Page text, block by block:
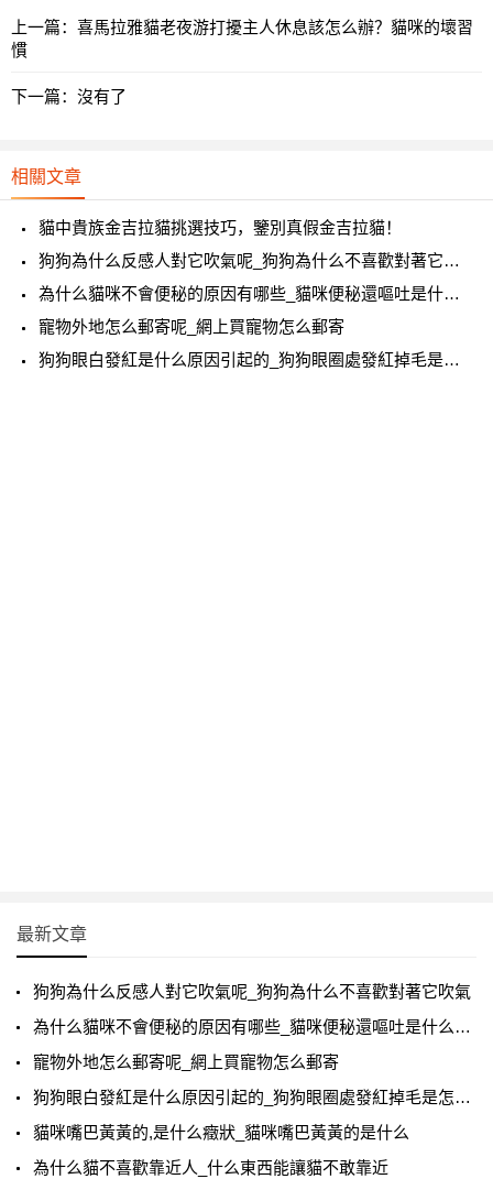
上一篇： 喜馬拉雅貓老夜游打擾主人休息該怎么辦？貓咪的壞習
慣
下一篇：沒有了
相關文章
貓中貴族金吉拉貓挑選技巧，鑒別真假金吉拉貓！
狗狗為什么反感人對它吹氣呢_狗狗為什么不喜歡對著它吹氣
為什么貓咪不會便秘的原因有哪些_貓咪便秘還嘔吐是什么原因
寵物外地怎么郵寄呢_網上買寵物怎么郵寄
狗狗眼白發紅是什么原因引起的_狗狗眼圈處發紅掉毛是怎么回事
最新文章
狗狗為什么反感人對它吹氣呢_狗狗為什么不喜歡對著它吹氣
為什么貓咪不會便秘的原因有哪些_貓咪便秘還嘔吐是什么原因
寵物外地怎么郵寄呢_網上買寵物怎么郵寄
狗狗眼白發紅是什么原因引起的_狗狗眼圈處發紅掉毛是怎么回事
貓咪嘴巴黃黃的,是什么癥狀_貓咪嘴巴黃黃的是什么
為什么貓不喜歡靠近人_什么東西能讓貓不敢靠近